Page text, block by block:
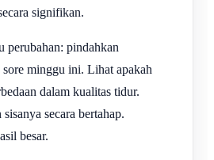
signifikan.
perubahan: pindahkan
minggu ini. Lihat apakah
dalam kualitas tidur.
secara bertahap.
besar.